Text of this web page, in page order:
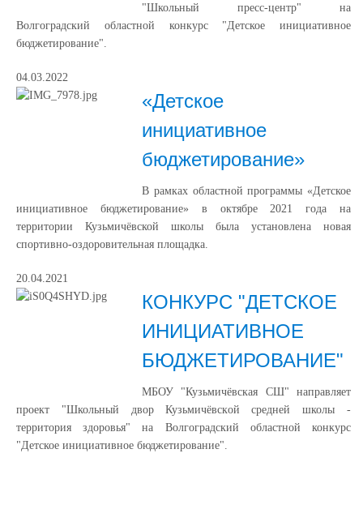
"Школьный пресс-центр" на
Волгоградский областной конкурс "Детское инициативное
бюджетирование".
04.03.2022
«Детское
инициативное
бюджетирование»
В рамках областной программы «Детское
инициативное бюджетирование» в октябре 2021 года на
территории Кузьмичёвской школы была установлена новая
спортивно-оздоровительная площадка.
20.04.2021
КОНКУРС "ДЕТСКОЕ
ИНИЦИАТИВНОЕ
БЮДЖЕТИРОВАНИЕ"
МБОУ "Кузьмичёвская СШ" направляет
проект "Школьный двор Кузьмичёвской средней школы -
территория здоровья" на Волгоградский областной конкурс
"Детское инициативное бюджетирование".